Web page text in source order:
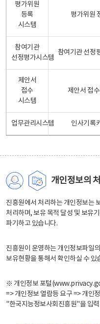
평가위원
등록
시스템
평가위원
참여기관
선정평가시스템
참여기관 선정
제안서
접수
시스템
제안서 접
업무관리시스템 인사기록
개인정보의
진흥원에서 처리하는 개인정보는
처리하며, 보유 목적 달성 및 보유
파기하고 있습니다.
진흥원이 운영하는 개인정보파일
보유현황을 통해서 확인하실 수 있
※ 개인정보 포털
=> 개인정보 열람등 요구 => 개인
"한국지능정보사회진흥원"을 입